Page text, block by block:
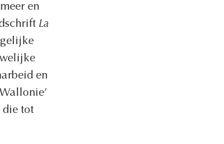
en
La
en
die tot